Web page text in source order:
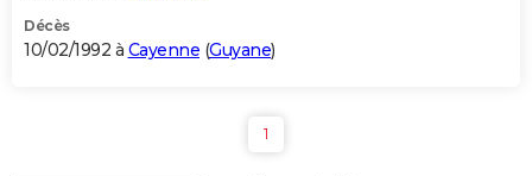
Décès
10/02/1992 à Cayenne (Guyane)
1